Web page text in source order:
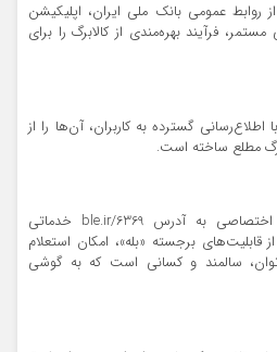
روابط عمومی بانک ملی ایران، اپلیکیشن
مستمر، فرآیند بهره‌مندی از کالابرگ را برای
اطلاع‌رسانی گسترده به کاربران، آن‌ها را از
مطلع ساخته است.
این اپلیکیشن از طریق بازوی اختصاصی به آدرس ble.ir/6369 خدماتی
قابلیت‌های برجسته «بله»، امکان استعلام
سالمند و کسانی است که به گوشی